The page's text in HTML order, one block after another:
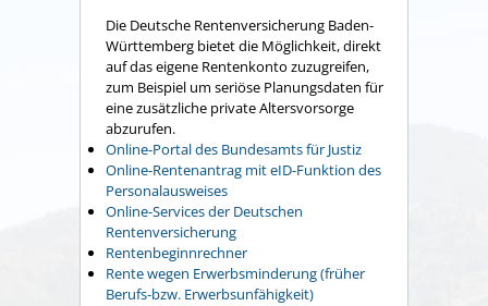
Die Deutsche Rentenversicherung Baden-
Württemberg bietet die Möglichkeit, direkt
auf das eigene Rentenkonto zuzugreifen,
zum Beispiel um seriöse Planungsdaten für
eine zusätzliche private Altersvorsorge
abzurufen.
Online-Portal des Bundesamts für Justiz
Online-Rentenantrag mit eID-Funktion des
Personalausweises
Online-Services der Deutschen
Rentenversicherung
Rentenbeginnrechner
Rente wegen Erwerbsminderung (früher
Berufs-bzw. Erwerbsunfähigkeit)